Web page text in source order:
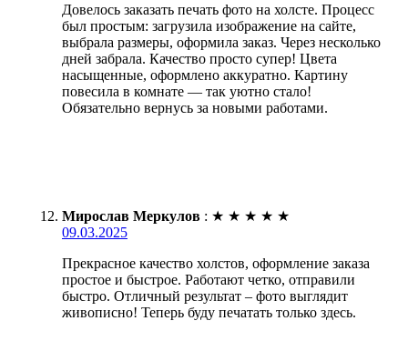
Довелось заказать печать фото на холсте. Процесс
был простым: загрузила изображение на сайте,
выбрала размеры, оформила заказ. Через несколько
дней забрала. Качество просто супер! Цвета
насыщенные, оформлено аккуратно. Картину
повесила в комнате — так уютно стало!
Обязательно вернусь за новыми работами.
Мирослав Меркулов : ★ ★ ★ ★ ★
09.03.2025
Прекрасное качество холстов, оформление заказа
простое и быстрое. Работают четко, отправили
быстро. Отличный результат – фото выглядит
живописно! Теперь буду печатать только здесь.